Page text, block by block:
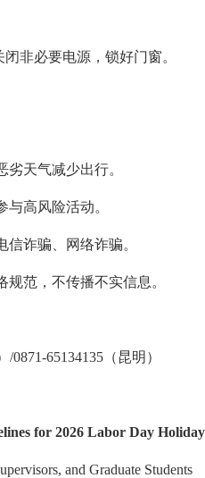
非必要电源，锁好门窗。
天气减少出行。
与高风险活动。
诈骗、网络诈骗。
范，不传播不实信息。
0871-65134135（昆明）
for 2026 Labor Day Holiday
and Graduate Students